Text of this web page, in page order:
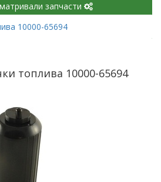
запчасти
10000-65694
топлива 10000-65694